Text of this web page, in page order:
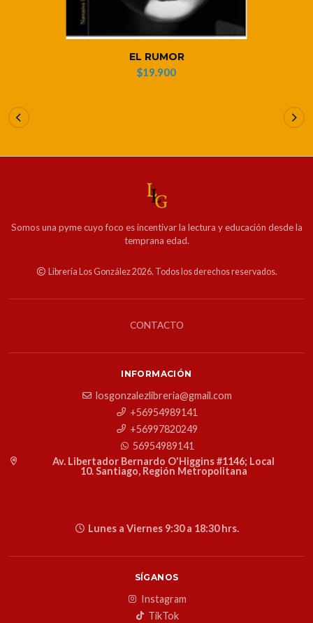
EL RUMOR
$19.900
Somos una pyme cuyo foco es incentivar la lectura y educación desde la
temprana edad.
Librería Los González 2026. Todos los derechos reservados.
CONTACTO
INFORMACIÓN
losgonzalezlibreria@gmail.com
+56954989141
+56997820249
56954989141
Av. Libertador Bernardo O'Higgins #1146; Local
10. Santiago, Región Metropolitana
Lunes a Viernes 9:30 a 18:30 hrs.
SÍGANOS
Instagram
TikTok